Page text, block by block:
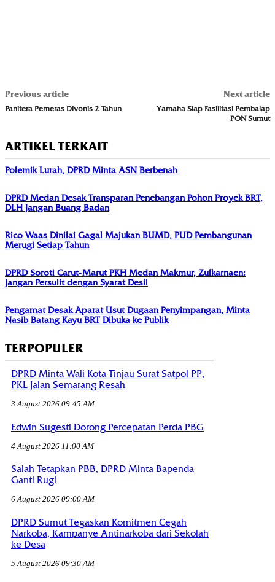
Previous article
Panitera Pemeras Divonis 2 Tahun
Next article
Yamaha Siap Fasilitasi Pembalap
PON Sumut
ARTIKEL TERKAIT
Polemik Lurah, DPRD Minta ASN Berbenah
DPRD Medan Desak Transparan Penebangan Pohon Proyek BRT,
DLH Jangan Buang Badan
Rico Waas Dinilai Gagal Majukan BUMD, PUD Pembangunan
Merugi Setiap Tahun
DPRD Soroti Carut-Marut PKH Medan Makmur, Zulkarnaen:
Jangan Persulit dengan Syarat Desil
Pengamat Desak Aparat Usut Dugaan Penyimpangan, Minta
Nasib Batang Kayu BRT Dibuka ke Publik
TERPOPULER
DPRD Minta Wali Kota Tinjau Surat Satpol PP,
PKL Jalan Semarang Resah
3 August 2026 09:45 AM
Edwin Sugesti Dorong Percepatan Perda PBG
4 August 2026 11:00 AM
Salah Tetapkan PBB, DPRD Minta Bapenda
Ganti Rugi
6 August 2026 09:00 AM
DPRD Sumut Tegaskan Komitmen Cegah
Narkoba, Kampanye Antinarkoba dari Sekolah
ke Desa
5 August 2026 09:30 AM